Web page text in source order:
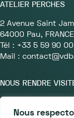
Nous
ATELIER PERCHES
2 Avenue Saint
64000 Pau, FRANCE
Tél : +33 5 59 90
Mail :
NOUS RENDRE
9h30 à 18h